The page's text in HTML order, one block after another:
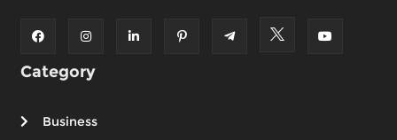
Category
Business